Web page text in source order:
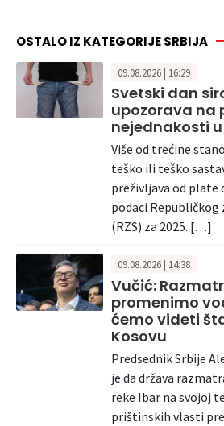
OSTALO IZ KATEGORIJE SRBIJA
09.08.2026 | 16:29
Svetski dan
upozorava na
nejednakosti u
Više od trećine
teško ili teško
preživljava od plate
podaci
(RZS) za 2025. […]
09.08.2026 | 14:38
Vučić:
promenimo
ćemo videti
Kosovu
Predsednik Srbije
je da država
reke Ibar na svojoj
prištinskih vlasti